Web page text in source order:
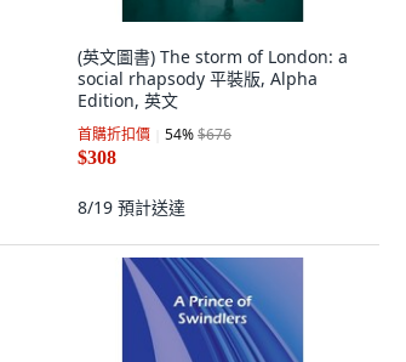
(英文圖書) The storm of London: a
social rhapsody 平裝版, Alpha
Edition, 英文
首購折扣價 54%$676
$308
8/19 預計送達